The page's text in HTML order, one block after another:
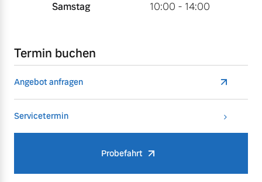
Samstag
10:00 - 14:00
Termin buchen
Angebot anfragen
Servicetermin
Probefahrt